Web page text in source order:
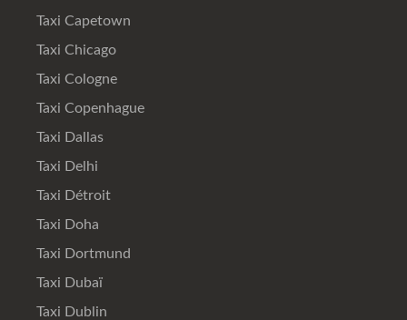
Taxi Capetown
Taxi Chicago
Taxi Cologne
Taxi Copenhague
Taxi Dallas
Taxi Delhi
Taxi Détroit
Taxi Doha
Taxi Dortmund
Taxi Dubaï
Taxi Dublin